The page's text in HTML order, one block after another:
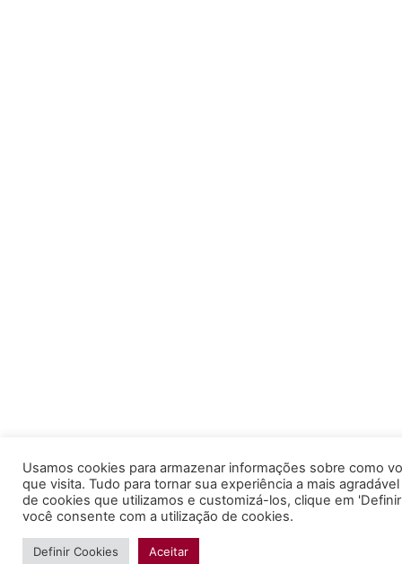
Usamos cookies para armazenar informações sobre como
que visita. Tudo para tornar sua experiência a mais
de cookies que utilizamos e customizá-los, clique em
você consente com a utilização de cookies.
Definir Cookies Aceitar